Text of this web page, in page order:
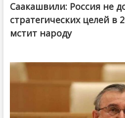
Саакашвили: Россия не
стратегических целей в
мстит народу